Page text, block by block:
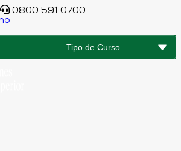
0800 591 0700